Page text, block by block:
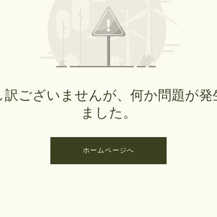
訳ございませんが、何か問題が発
ました。
ホームページへ